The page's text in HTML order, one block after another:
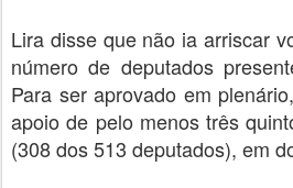
Lira disse que não ia arriscar
número de deputados
Para ser aprovado em
apoio de pelo menos três
(308 dos 513 deputados), em